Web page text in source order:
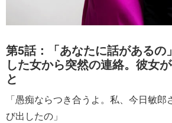
第5話：「あなたに話があるの
した女から突然の連絡。彼女
と
「愚痴ならつき合うよ。私、今日敏
び出したの」